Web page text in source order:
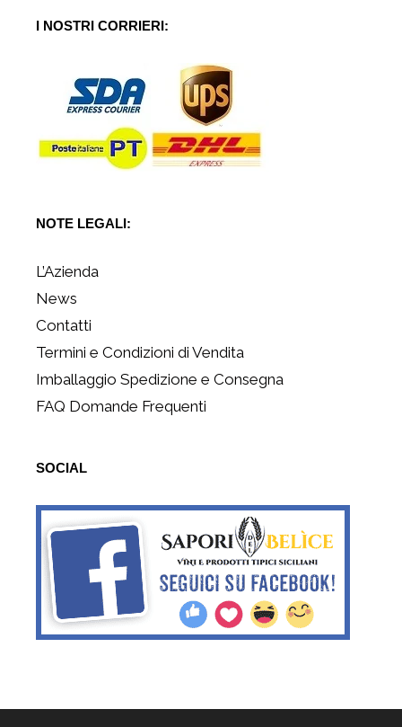
I NOSTRI CORRIERI:
NOTE LEGALI:
L’Azienda
News
Contatti
Termini e Condizioni di Vendita
Imballaggio Spedizione e Consegna
FAQ Domande Frequenti
SOCIAL